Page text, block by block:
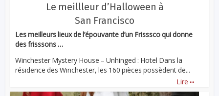
Le meillleur d’Halloween à
San Francisco
Les meilleurs lieux de l’épouvante d’un Frisssco qui donne
des frisssons …
Winchester Mystery House – Unhinged : Hotel Dans la
résidence des Winchester, les 160 pièces possèdent de...
Lire ...